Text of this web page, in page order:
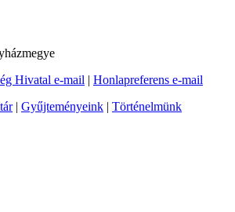
Hivatal e-mail | Honlapreferens e-mail
| Gyűjteményeink | Történelmünk